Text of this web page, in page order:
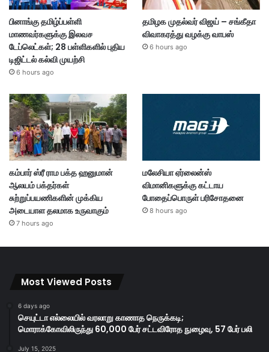
பினாங்கு தமிழ்ப்பள்ளி
மாணவர்களுக்கு இலவச
டேப்லெட்கள்; 28 பள்ளிகளில் புதிய
டிஜிட்டல் கல்வி முயற்சி
6 hours ago
தமிழக முதல்வர் விஜய் – சங்கீதா
விவாகரத்து வழக்கு வாபஸ்
6 hours ago
கம்பார் ஸ்ரீ ராம பக்த ஹனுமான்
ஆலயம் பக்தர்கள்
சுற்றுப்பயணிகளின் முக்கிய
அடையாள தலமாக உருவாகும்
7 hours ago
மலேசியா ஏர்லைன்ஸ்
விமானிகளுக்கு கட்டாய
போதைப்பொருள் பரிசோதனை
8 hours ago
Most Viewed Posts
6 days ago
செயுட்டா எல்லையில் வரலாறு காணாத நெருக்கடி;
மொராக்கோவிலிருந்து 60,000 பேர் சட்டவிரோத நுழைவு, 57 பேர் பலி
July 15, 2025